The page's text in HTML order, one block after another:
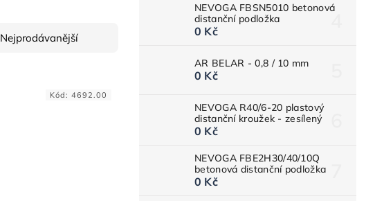
NEVOGA FBSN5010 betonová
distanční podložka
0 Kč
AR BELAR - 0,8 / 10 mm
0 Kč
NEVOGA R40/6-20 plastový
distanční kroužek - zesílený
0 Kč
NEVOGA FBE2H30/40/10Q
betonová distanční podložka
0 Kč
Nejprodávanější
Kód: 4692.00